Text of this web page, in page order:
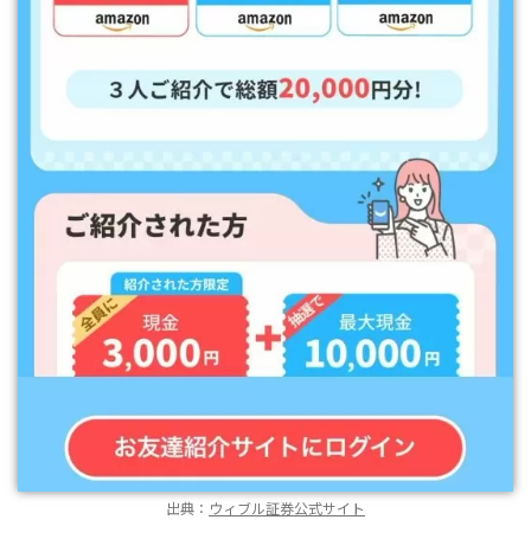
出典： ウィブル証券公式サイト